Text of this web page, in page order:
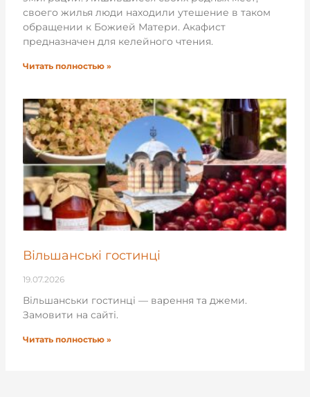
своего жилья люди находили утешение в таком
обращении к Божией Матери. Акафист
предназначен для келейного чтения.
Читать полностью »
Вільшанські гостинці
19.07.2026
Вільшанськи гостинці — варення та джеми.
Замовити на сайті.
Читать полностью »